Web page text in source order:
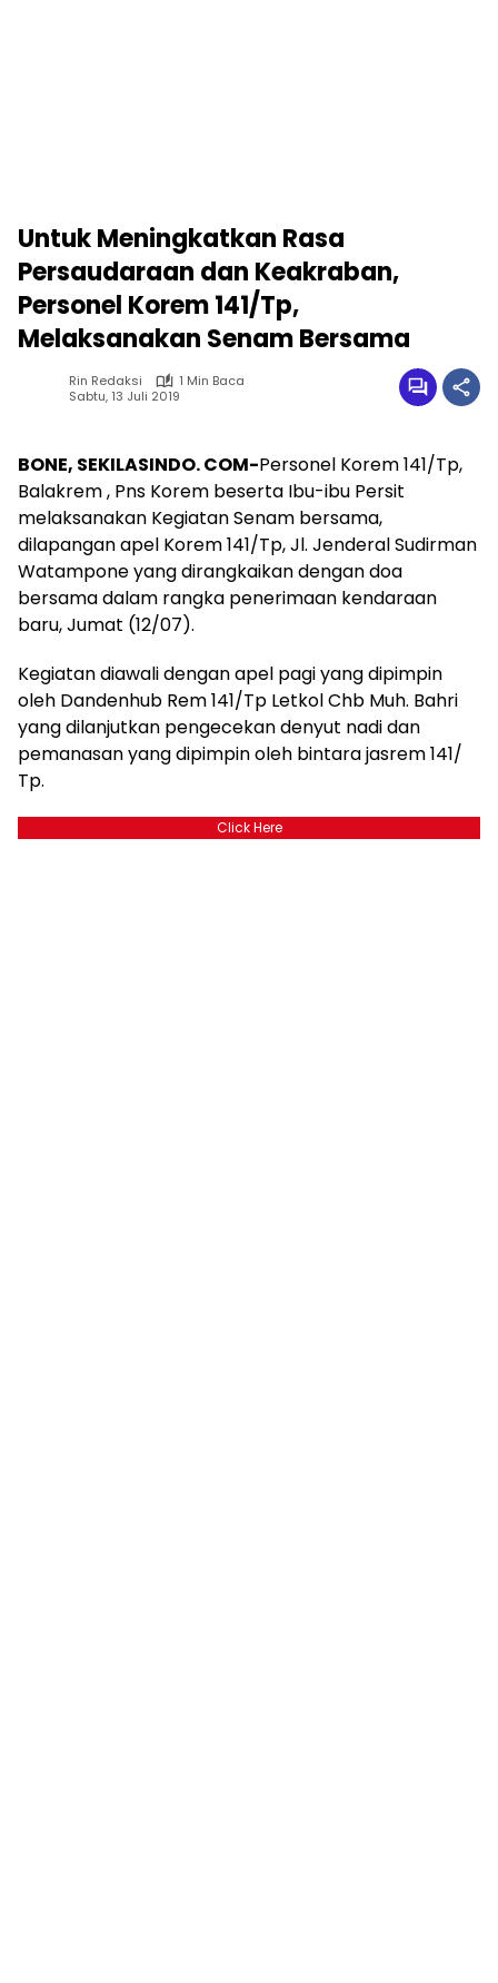
Untuk Meningkatkan Rasa
Persaudaraan dan Keakraban,
Personel Korem 141/Tp,
Melaksanakan Senam Bersama
Rin Redaksi
1 Min Baca
Sabtu, 13 Juli 2019
BONE, SEKILASINDO. COM-Personel Korem 141/Tp,
Balakrem , Pns Korem beserta Ibu-ibu Persit
melaksanakan Kegiatan Senam bersama,
dilapangan apel Korem 141/Tp, Jl. Jenderal Sudirman
Watampone yang dirangkaikan dengan doa
bersama dalam rangka penerimaan kendaraan
baru, Jumat (12/07).
Kegiatan diawali dengan apel pagi yang dipimpin
oleh Dandenhub Rem 141/Tp Letkol Chb Muh. Bahri
yang dilanjutkan pengecekan denyut nadi dan
pemanasan yang dipimpin oleh bintara jasrem 141/
Tp.
Click Here